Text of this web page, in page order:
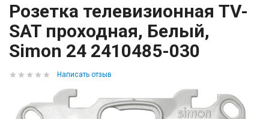
Розетка телевизионная TV-
SAT проходная, Белый,
Simon 24 2410485-030
Написать отзыв